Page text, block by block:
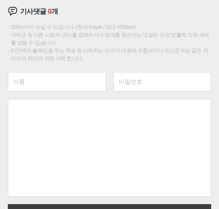
기사댓글0개
200자까지 쓰실 수 있습니다. (현재 0 byte / 최대 400byte)
저작권 등 다른 사람의 권리를 침해하거나 명예를 훼손하는 댓글은 관련 법률에 의해 제재
를 받을 수 있습니다.
타인에게 불쾌감을 주는 욕설 등 비하하는 단어가 내용에 포함되거나 인신공격성 글은 관
리자의 판단에 의해 삭제 합니다.